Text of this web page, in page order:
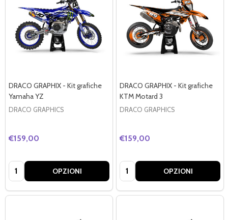
DRACO GRAPHIX - Kit grafiche
Yamaha YZ
DRACO GRAPHICS
€159,00
Quantità: OPZIONI
DRACO GRAPHIX - Kit grafiche
KTM Motard 3
DRACO GRAPHICS
€159,00
Quantità: OPZIONI